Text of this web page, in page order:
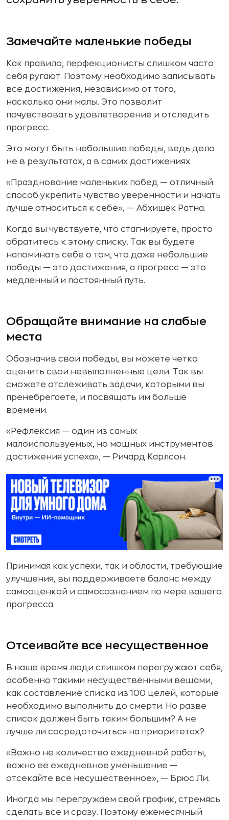
Замечайте маленькие победы
Как правило, перфекционисты слишком часто
себя ругают. Поэтому необходимо записывать
все достижения, независимо от того,
насколько они малы. Это позволит
почувствовать удовлетворение и отследить
прогресс.
Это могут быть небольшие победы, ведь дело
не в результатах, а в самих достижениях.
«Празднование маленьких побед — отличный
способ укрепить чувство уверенности и начать
лучше относиться к себе», — Абхишек Ратна.
Когда вы чувствуете, что стагнируете, просто
обратитесь к этому списку. Так вы будете
напоминать себе о том, что даже небольшие
победы — это достижения, а прогресс — это
медленный и постоянный путь.
Обращайте внимание на слабые
места
Обозначив свои победы, вы можете четко
оценить свои невыполненные цели. Так вы
сможете отслеживать задачи, которыми вы
пренебрегаете, и посвящать им больше
времени.
«Рефлексия — один из самых
малоиспользуемых, но мощных инструментов
достижения успеха», — Ричард Карлсон.
Принимая как успехи, так и области, требующие
улучшения, вы поддерживаете баланс между
самооценкой и самосознанием по мере вашего
прогресса.
Отсеивайте все несущественное
В наше время люди слишком перегружают себя,
особенно такими несущественными вещами,
как составление списка из 100 целей, которые
необходимо выполнить до смерти. Но разве
список должен быть таким большим? А не
лучше ли сосредоточиться на приоритетах?
«Важно не количество ежедневной работы,
важно ее ежедневное уменьшение —
отсекайте все несущественное», — Брюс Ли.
Иногда мы перегружаем свой график, стремясь
сделать все и сразу. Поэтому ежемесячный